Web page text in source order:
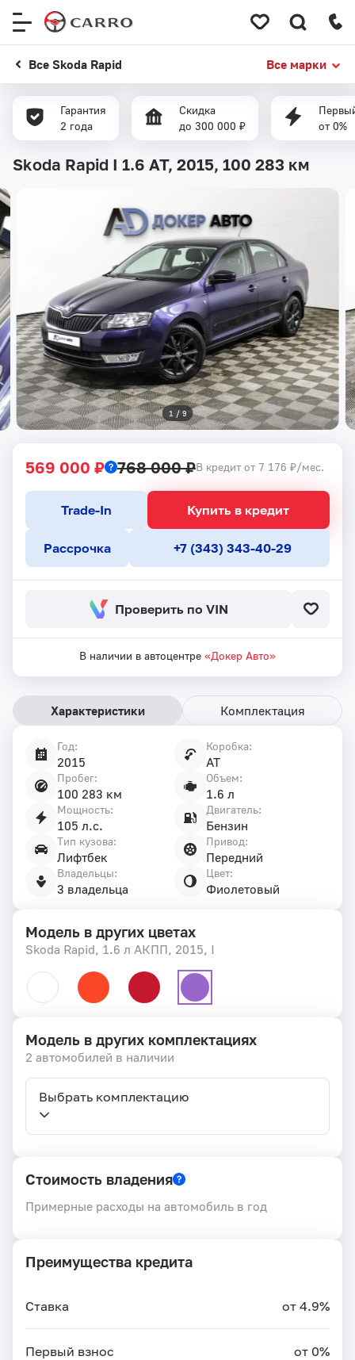
Все Skoda Rapid Все марки
Гарантия
2 года
Скидка
до 300 000 ₽
от 0%
Skoda Rapid I 1.6 AT, 2015, 100 283 км
1 / 9
569 000 ₽ 768 000 ₽В кредит от 7 176 ₽/мес.
Купить в кредит
Trade-In
Рассрочка +7 (343) 343-40-29
Проверить по VIN
В наличии в автоцентре «Докер Авто»
Характеристики Комплектация
Год:
2015
Коробка:
AT
Пробег:
100 283 км
Объем:
1.6 л
Мощность:
105 л.с.
Двигатель:
Бензин
Тип кузова:
Лифтбек
Привод:
Передний
Владельцы:
3 владельца
Цвет:
Фиолетовый
Модель в других цветах
Skoda Rapid, 1.6 л АКПП, 2015, I
Модель в других комплектациях
2 автомобилей в наличии
Выбрать комплектацию
Стоимость владения
Примерные расходы на автомобиль в год
Преимущества кредита
Ставка от 4.9%
Первый взнос от 0%